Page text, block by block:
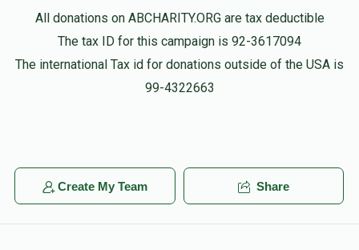
All donations on ABCHARITY.ORG are tax deductible
The tax ID for this campaign is 92-3617094
The international Tax id for donations outside of the USA is
99-4322663
Create My Team Share